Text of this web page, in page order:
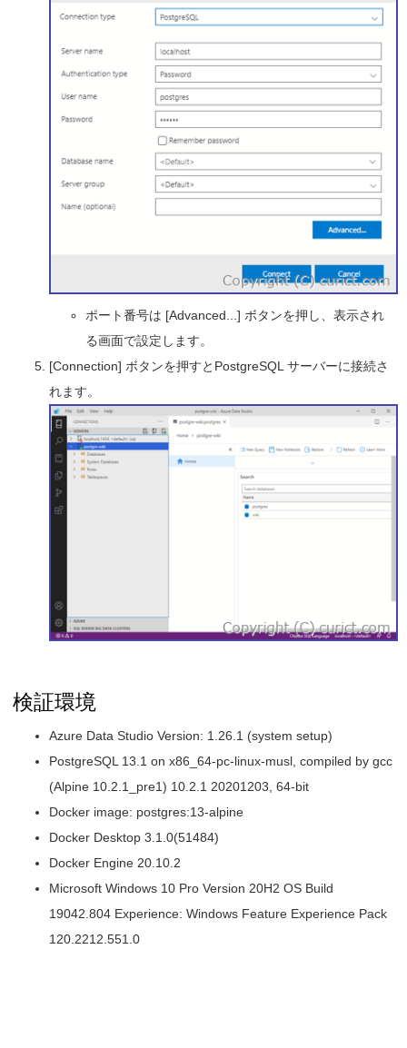
ポート番号は [Advanced...] ボタンを押し、表示され
る画面で設定します。
[Connection] ボタンを押すとPostgreSQL サーバーに接続さ
れます。
検証環境
Azure Data Studio Version: 1.26.1 (system setup)
PostgreSQL 13.1 on x86_64-pc-linux-musl, compiled by gcc
(Alpine 10.2.1_pre1) 10.2.1 20201203, 64-bit
Docker image: postgres:13-alpine
Docker Desktop 3.1.0(51484)
Docker Engine 20.10.2
Microsoft Windows 10 Pro Version 20H2 OS Build
19042.804 Experience: Windows Feature Experience Pack
120.2212.551.0